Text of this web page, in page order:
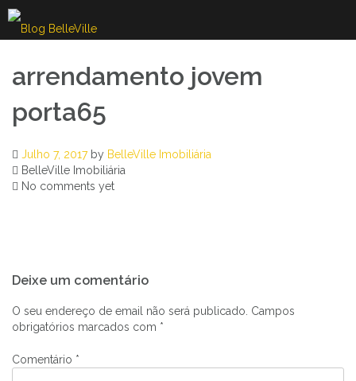
Skip
to
content
arrendamento jovem
porta65
Julho 7, 2017by BelleVille Imobiliária
BelleVille Imobiliária
No comments yet
de
artigos
Deixe um comentário
O seu endereço de email não será publicado. Campos
obrigatórios marcados com *
Comentário *